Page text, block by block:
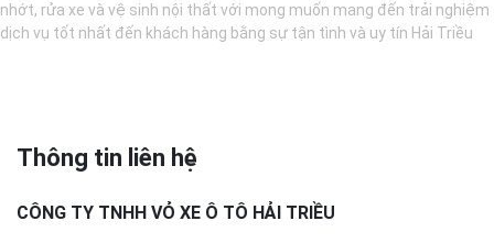
nhớt, rửa xe và vệ sinh nội thất với mong muốn mang đến trải nghiệm
dịch vụ tốt nhất đến khách hàng bằng sự tận tình và uy tín Hải Triều
Thông tin liên hệ
CÔNG TY TNHH VỎ XE Ô TÔ HẢI TRIỀU